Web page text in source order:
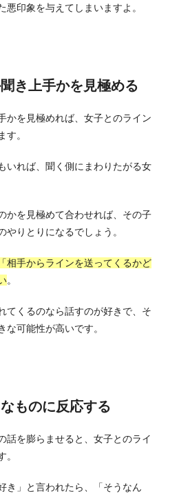
悪印象を与えてしまいますよ。
き上手かを見極める
かを見極めれば、女子とのライン
す。
いれば、聞く側にまわりたがる女
かを見極めて合わせれば、その子
やりとりになるでしょう。
相手からラインを送ってくるかど
。
てくるのなら話すのが好きで、そ
な可能性が高いです。
ものに反応する
話を膨らませると、女子とのライ
。
き」と言われたら、「そうなん